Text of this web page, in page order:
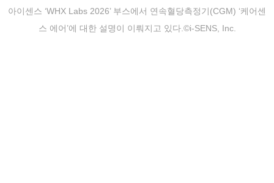
아이센스 ‘WHX Labs 2026’ 부스에서 연속혈당측정기(CGM) ‘케어센
스 에어’에 대한 설명이 이뤄지고 있다.©i-SENS, Inc.